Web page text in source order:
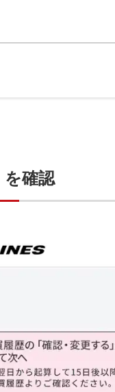
を確認